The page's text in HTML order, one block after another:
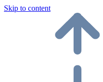
Skip to content